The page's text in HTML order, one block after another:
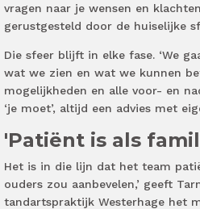
vragen naar je wensen en
gerustgesteld door de huiselijke
Die sfeer blijft in elke fase. ‘We
wat we zien en wat we kunnen
mogelijkheden en alle voor- en
‘je moet’, altijd een advies met
'Patiënt is als
Het is in die lijn dat het team
ouders zou aanbevelen,’ geeft
tandartspraktijk Westerhage het